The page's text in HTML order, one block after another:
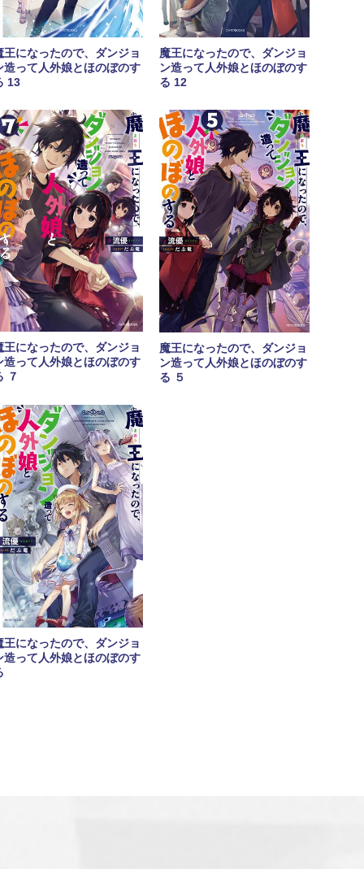
王になったので、ダンジョ
造って人外娘とほのぼのす
13
魔王になったので、ダンジョ
ン造って人外娘とほのぼのす
る 12
王になったので、ダンジョ
造って人外娘とほのぼのす
７
魔王になったので、ダンジョ
ン造って人外娘とほのぼのす
る ５
王になったので、ダンジョ
造って人外娘とほのぼのす